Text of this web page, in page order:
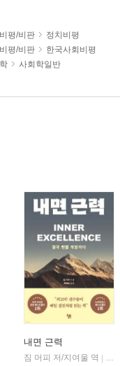
평/비판
정치비평
평/비판
한국사회비평
사회학일반
내면 근력
짐 머피 저/지여울 역
윌